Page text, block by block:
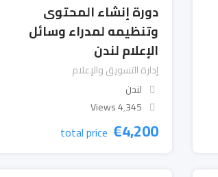
دورة إنشاء المحتوى
وتنظيمه لمدراء وسائل
الإعلام لندن
إدارة التسويق والإعلام
لندن
4٬345 Views
€4,200
total price